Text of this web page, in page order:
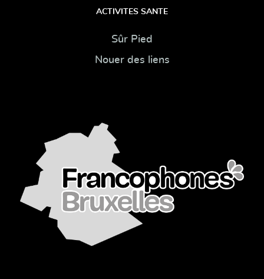
ACTIVITES SANTE
Sûr Pied
Nouer des liens